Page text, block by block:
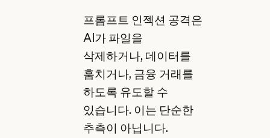
프롬프트 인젝션 공격은
AI가 파일을
삭제하거나, 데이터를
훔치거나, 금융 거래를
하도록 유도할 수
있습니다. 이는 단순한
추측이 아닙니다.